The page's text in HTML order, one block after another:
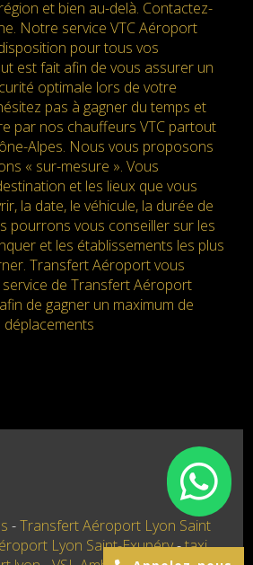
et bien au-delà. Contactez-
Notre service VTC Aéroport
pour tous vos
est fait afin de vous assurer un
optimale lors de votre
pas à gagner du temps et
par nos chauffeurs VTC partout
Alpes. Nous vous proposons
« sur-mesure ». Vous
et les lieux que vous
la date, le véhicule, la durée de
pourrons vous conseiller sur les
et les établissements les plus
Transfert Aéroport vous
de Transfert Aéroport
de gagner un maximum de
Transfert Aéroport Lyon Saint
Lyon Saint-Exupéry taxi